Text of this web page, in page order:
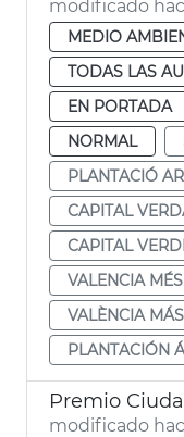
modificado
MEDIO
TODAS LAS
EN PORTADA
NORMAL
PLANTACIÓ
CAPITAL
CAPITAL
VALENCIA
VALÈNCIA
PLANTACIÓN
Premio
modificado